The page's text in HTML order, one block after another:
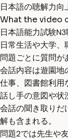
日本語の聴解力向
What the video
日本語能力試験
日常生活や大学、
問題ごとに質問が
会話内容は遊園地
仕事、図書館利用
話し手の意図や状
会話の聞き取りだ
解も含まれる。
問題2では先生や